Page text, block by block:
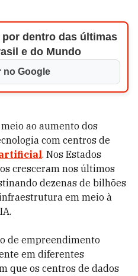
por dentro das últimas
e do Mundo
no Google
ao aumento dos
com centros de
. Nos Estados
cresceram nos últimos
dezenas de bilhões
em meio à
de empreendimento
em diferentes
que os centros de dados